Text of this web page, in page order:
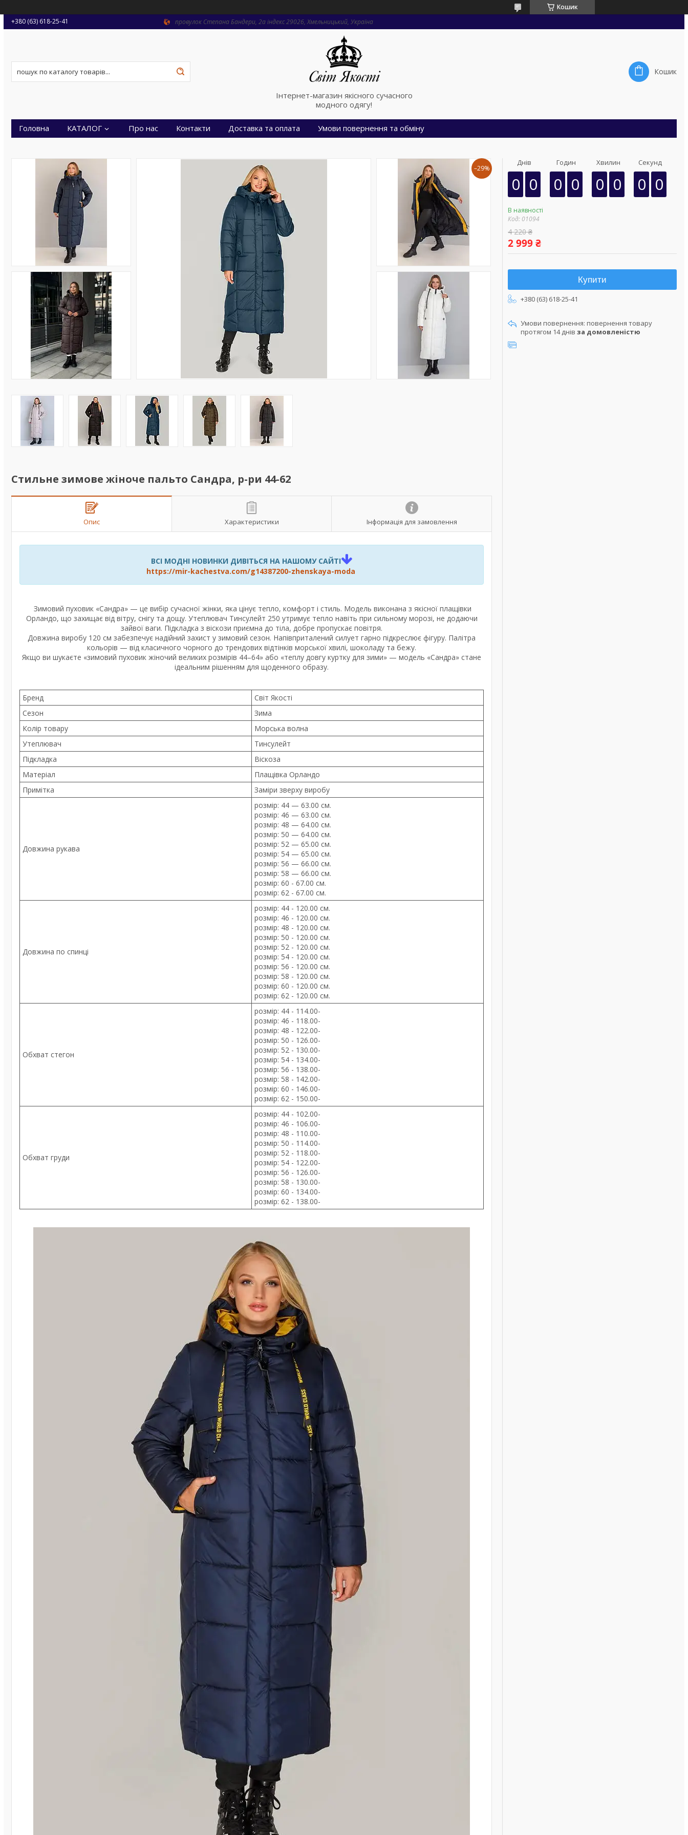
Кошик
+380 (63) 618-25-41
провулок Степана Бандери, 2a індекс 29026, Хмельницький, Україна
Інтернет-магазин якісного сучасного
модного одягу!
Кошик
Головна КАТАЛОГ Про нас Контакти Доставка та оплата Умови повернення та обміну
–29%
Стильне зимове жіноче пальто Сандра, р-ри 44-62
Опис Характеристики Інформація для замовлення
ВСІ МОДНІ НОВИНКИ ДИВІТЬСЯ НА НАШОМУ САЙТІ
https://mir-kachestva.com/g14387200-zhenskaya-moda
Зимовий пуховик «Сандра» — це вибір сучасної жінки, яка цінує тепло, комфорт і стиль. Модель виконана з якісної плащівки
Орландо, що захищає від вітру, снігу та дощу. Утеплювач Тинсулейт 250 утримує тепло навіть при сильному морозі, не додаючи
зайвої ваги. Підкладка з віскози приємна до тіла, добре пропускає повітря.
Довжина виробу 120 см забезпечує надійний захист у зимовий сезон. Напівприталений силует гарно підкреслює фігуру. Палітра
кольорів — від класичного чорного до трендових відтінків морської хвилі, шоколаду та бежу.
Якщо ви шукаєте «зимовий пуховик жіночий великих розмірів 44–64» або «теплу довгу куртку для зими» — модель «Сандра» стане
ідеальним рішенням для щоденного образу.
Бренд
Світ Якості
Сезон
Зима
Колір товару
Морська волна
Утеплювач
Тинсулейт
Підкладка
Віскоза
Матеріал
Плащівка Орландо
Примітка
Заміри зверху виробу
Довжина рукава
розмір: 44 — 63.00 см.
розмір: 46 — 63.00 см.
розмір: 48 — 64.00 см.
розмір: 50 — 64.00 см.
розмір: 52 — 65.00 см.
розмір: 54 — 65.00 см.
розмір: 56 — 66.00 см.
розмір: 58 — 66.00 см.
розмір: 60 - 67.00 см.
розмір: 62 - 67.00 см.
Довжина по спинці
розмір: 44 - 120.00 см.
розмір: 46 - 120.00 см.
розмір: 48 - 120.00 см.
розмір: 50 - 120.00 см.
розмір: 52 - 120.00 см.
розмір: 54 - 120.00 см.
розмір: 56 - 120.00 см.
розмір: 58 - 120.00 см.
розмір: 60 - 120.00 см.
розмір: 62 - 120.00 см.
Обхват стегон
розмір: 44 - 114.00-
розмір: 46 - 118.00-
розмір: 48 - 122.00-
розмір: 50 - 126.00-
розмір: 52 - 130.00-
розмір: 54 - 134.00-
розмір: 56 - 138.00-
розмір: 58 - 142.00-
розмір: 60 - 146.00-
розмір: 62 - 150.00-
Обхват груди
розмір: 44 - 102.00-
розмір: 46 - 106.00-
розмір: 48 - 110.00-
розмір: 50 - 114.00-
розмір: 52 - 118.00-
розмір: 54 - 122.00-
розмір: 56 - 126.00-
розмір: 58 - 130.00-
розмір: 60 - 134.00-
розмір: 62 - 138.00-
Днів
0 0
Годин
0 0
Хвилин
0 0
Секунд
0 0
В наявності
Код: 01094
4 220 ₴
2 999 ₴
Купити
+380 (63) 618-25-41
повернення товару
протягом 14 днів за домовленістю